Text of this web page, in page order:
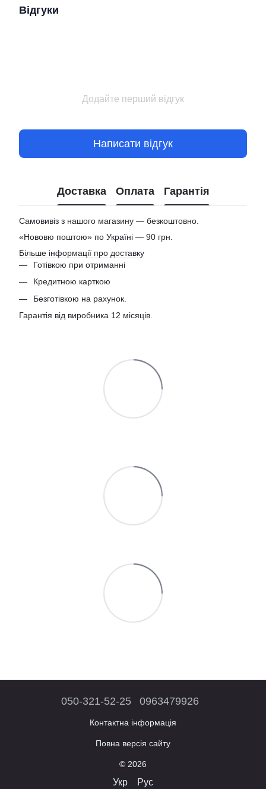
Відгуки
Додайте перший відгук
Написати відгук
Доставка Оплата Гарантія
Самовивіз з нашого магазину — безкоштовно.
«Нововю поштою» по Україні — 90 грн.
Більше інформації про доставку
Готівкою при отриманні
Кредитною карткою
Безготівкою на рахунок.
Гарантія від виробника 12 місяців.
050-321-52-25 0963479926
Контактна інформація
Повна версія сайту
© 2026
Укр Рус